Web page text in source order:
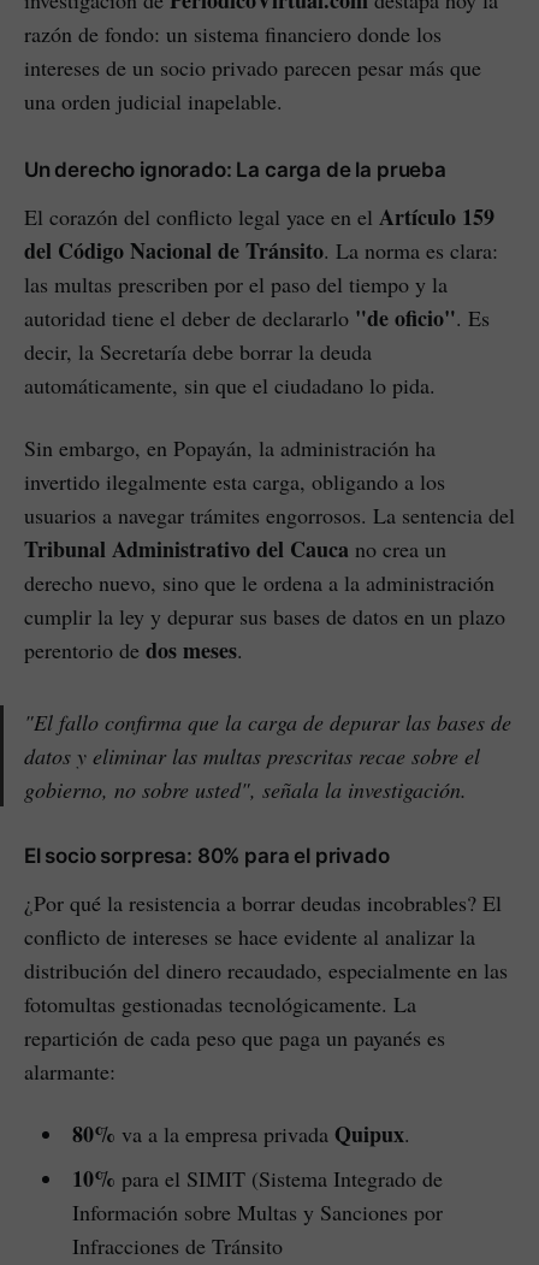
razón de fondo: un sistema financiero donde los
intereses de un socio privado parecen pesar más que
una orden judicial inapelable.
Un derecho ignorado: La carga de la prueba
El corazón del conflicto legal yace en el Artículo 159
del Código Nacional de Tránsito. La norma es clara:
las multas prescriben por el paso del tiempo y la
autoridad tiene el deber de declararlo "de oficio". Es
decir, la Secretaría debe borrar la deuda
automáticamente, sin que el ciudadano lo pida.
Sin embargo, en Popayán, la administración ha
invertido ilegalmente esta carga, obligando a los
usuarios a navegar trámites engorrosos. La sentencia del
Tribunal Administrativo del Cauca no crea un
derecho nuevo, sino que le ordena a la administración
cumplir la ley y depurar sus bases de datos en un plazo
perentorio de dos meses.
"El fallo confirma que la carga de depurar las bases de
datos y eliminar las multas prescritas recae sobre el
gobierno, no sobre usted", señala la investigación.
El socio sorpresa: 80% para el privado
¿Por qué la resistencia a borrar deudas incobrables? El
conflicto de intereses se hace evidente al analizar la
distribución del dinero recaudado, especialmente en las
fotomultas gestionadas tecnológicamente. La
repartición de cada peso que paga un payanés es
alarmante:
80% va a la empresa privada Quipux.
10% para el SIMIT (Sistema Integrado de
Información sobre Multas y Sanciones por
Infracciones de Tránsito